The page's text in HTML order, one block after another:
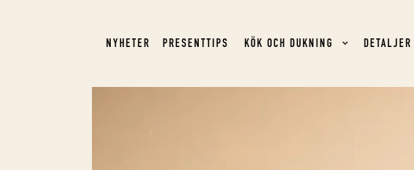
NYHETER PRESENTTIPS KÖK OCH DUKNING DETALJER